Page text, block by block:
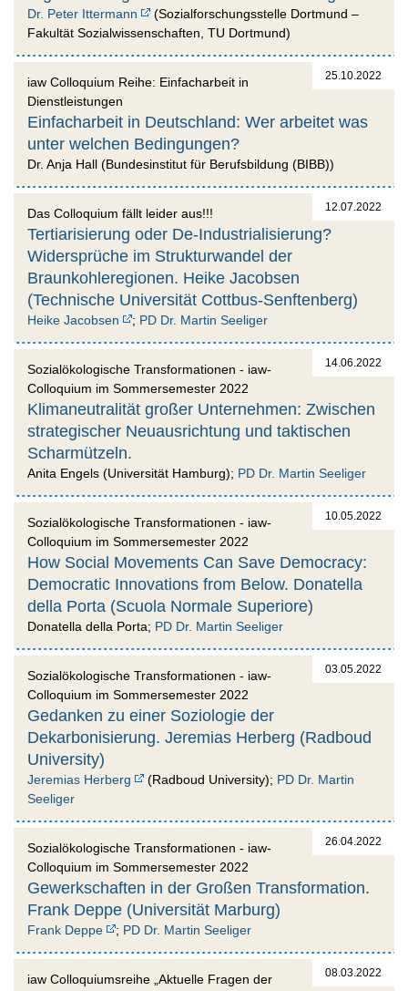
Dr. Peter Ittermann
(Sozialforschungsstelle Dortmund –
Fakultät Sozialwissenschaften, TU Dortmund)
25.10.2022
iaw Colloquium Reihe: Einfacharbeit in
Dienstleistungen
Einfacharbeit in Deutschland: Wer arbeitet was
unter welchen Bedingungen?
Dr. Anja Hall (Bundesinstitut für Berufsbildung (BIBB))
12.07.2022
Das Colloquium fällt leider aus!!!
Tertiarisierung oder De-Industrialisierung?
Widersprüche im Strukturwandel der
Braunkohleregionen. Heike Jacobsen
(Technische Universität Cottbus-Senftenberg)
Heike Jacobsen ; PD Dr. Martin Seeliger
14.06.2022
Sozialökologische Transformationen - iaw-
Colloquium im Sommersemester 2022
Klimaneutralität großer Unternehmen: Zwischen
strategischer Neuausrichtung und taktischen
Scharmützeln.
Anita Engels (Universität Hamburg); PD Dr. Martin Seeliger
10.05.2022
Sozialökologische Transformationen - iaw-
Colloquium im Sommersemester 2022
How Social Movements Can Save Democracy:
Democratic Innovations from Below. Donatella
della Porta (Scuola Normale Superiore)
Donatella della Porta; PD Dr. Martin Seeliger
03.05.2022
Sozialökologische Transformationen - iaw-
Colloquium im Sommersemester 2022
Gedanken zu einer Soziologie der
Dekarbonisierung. Jeremias Herberg (Radboud
University)
Jeremias Herberg (Radboud University); PD Dr. Martin
Seeliger
26.04.2022
Sozialökologische Transformationen - iaw-
Colloquium im Sommersemester 2022
Gewerkschaften in der Großen Transformation.
Frank Deppe (Universität Marburg)
Frank Deppe ; PD Dr. Martin Seeliger
08.03.2022
iaw Colloquiumsreihe „Aktuelle Fragen der